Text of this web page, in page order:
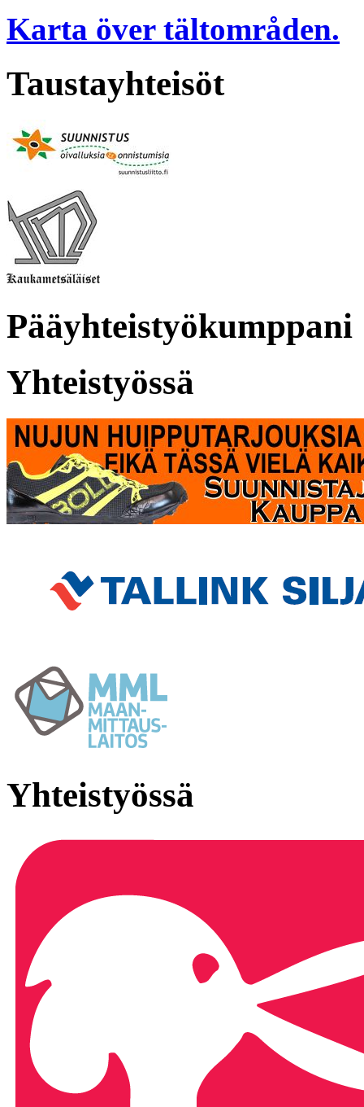
Karta över tältområden.
Taustayhteisöt
Pääyhteistyökumppani
Yhteistyössä
Yhteistyössä